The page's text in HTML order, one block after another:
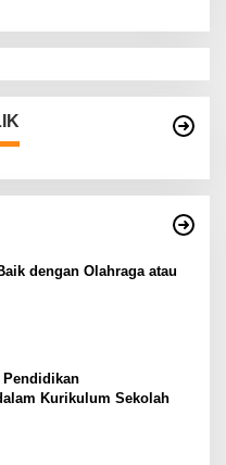
dengan Olahraga atau
Pendidikan
Kurikulum Sekolah